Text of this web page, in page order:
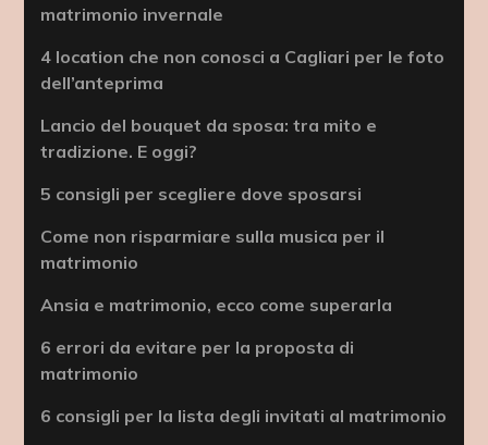
matrimonio invernale
4 location che non conosci a Cagliari per le foto
dell’anteprima
Lancio del bouquet da sposa: tra mito e
tradizione. E oggi?
5 consigli per scegliere dove sposarsi
Come non risparmiare sulla musica per il
matrimonio
Ansia e matrimonio, ecco come superarla
6 errori da evitare per la proposta di
matrimonio
6 consigli per la lista degli invitati al matrimonio